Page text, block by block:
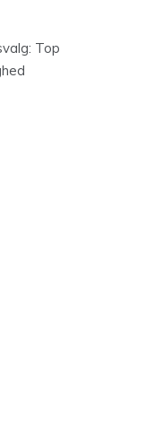
Top